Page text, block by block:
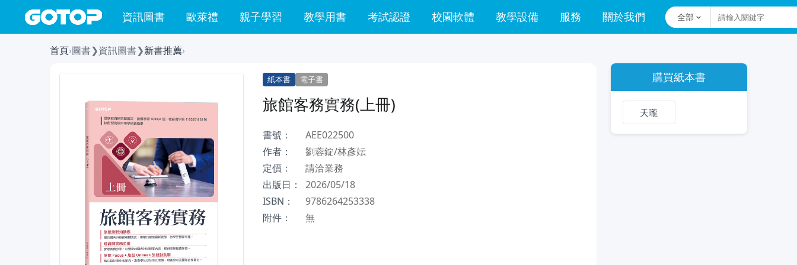
資訊圖書 歐萊禮 親子學習 教學用書 考試認證 校園軟體 教學設備 服務 關於我們 全部
首頁›圖書❯資訊圖書❯新書推薦›
紙本書 電子書
旅館客務實務(上冊)
書號：
AEE022500
作者：
劉蓉錠/林彥妘
定價：
請洽業務
出版日：
2026/05/18
ISBN：
9786264253338
附件：
無
購買紙本書
天瓏